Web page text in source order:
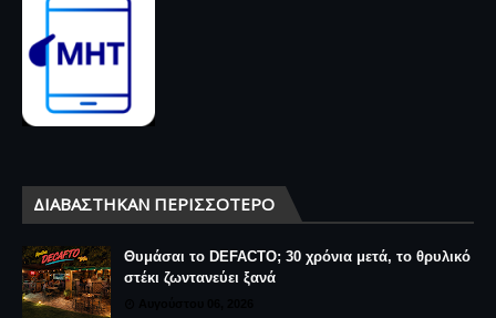
ΔΙΑΒΆΣΤΗΚΑΝ ΠΕΡΙΣΣΌΤΕΡΟ
Θυμάσαι το DEFACTO; 30 χρόνια μετά, το θρυλικό
στέκι ζωντανεύει ξανά